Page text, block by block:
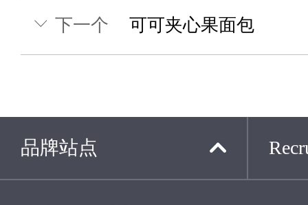
下一个 可可夹心果面包
品牌站点